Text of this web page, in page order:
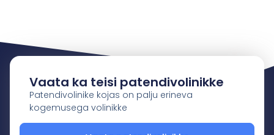
Vaata ka teisi patendivolinikke
Patendivolinike kojas on palju erineva
kogemusega volinikke